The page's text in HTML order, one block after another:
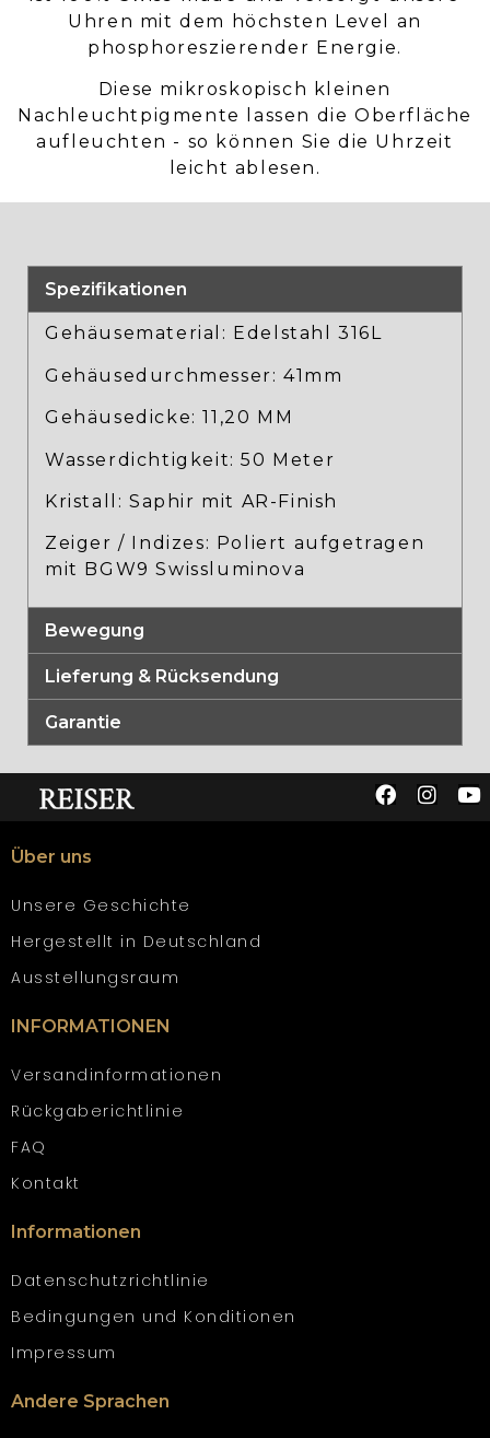
Uhren mit dem höchsten Level an
phosphoreszierender Energie.
Diese mikroskopisch kleinen
Nachleuchtpigmente lassen die Oberfläche
aufleuchten - so können Sie die Uhrzeit
leicht ablesen.
Spezifikationen
Gehäusematerial: Edelstahl 316L
Gehäusedurchmesser: 41mm
Gehäusedicke: 11,20 MM
Wasserdichtigkeit: 50 Meter
Kristall: Saphir mit AR-Finish
Zeiger / Indizes: Poliert aufgetragen
mit BGW9 Swissluminova
Bewegung
Lieferung & Rücksendung
Garantie
Über uns
Unsere Geschichte
Hergestellt in Deutschland
Ausstellungsraum
INFORMATIONEN
Versandinformationen
Rückgaberichtlinie
FAQ
Kontakt
Informationen
Datenschutzrichtlinie
Bedingungen und Konditionen
Impressum
Andere Sprachen